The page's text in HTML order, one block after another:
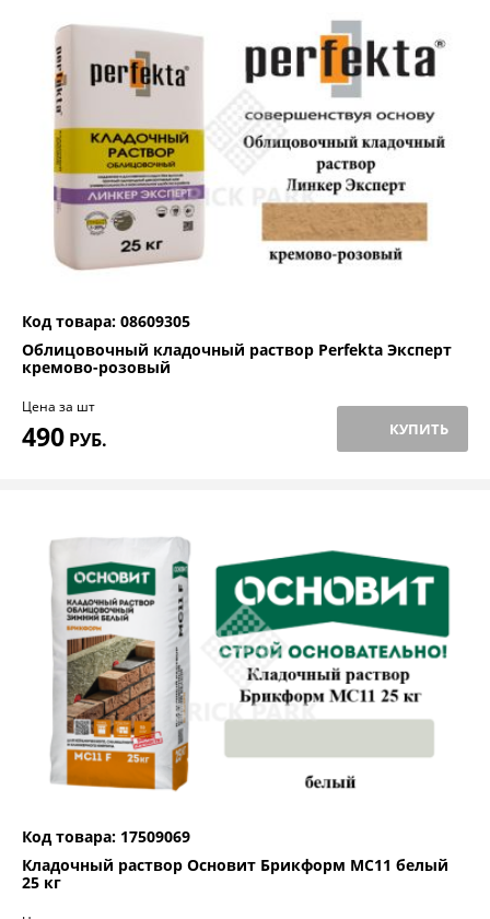
Код товара: 08609305
Облицовочный кладочный раствор Perfekta Эксперт
кремово-розовый
Цена за шт
490 РУБ. КУПИТЬ
Код товара: 17509069
Кладочный раствор Основит Брикформ МС11 белый
25 кг